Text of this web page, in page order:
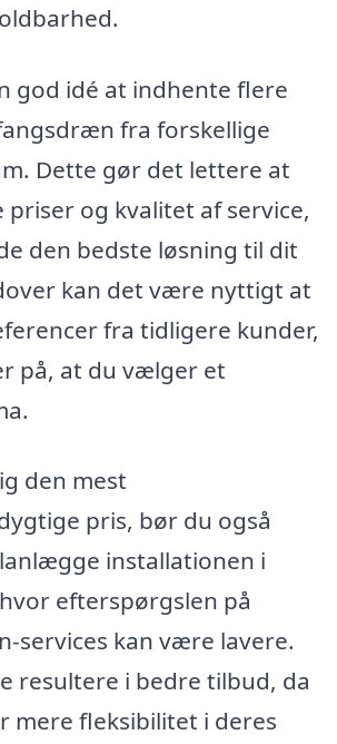
god idé at indhente flere
fra forskellige
Dette gør det lettere at
priser og kvalitet af service,
den bedste løsning til dit
kan det være nyttigt at
fra tidligere kunder,
på, at du vælger et
den mest
pris, bør du også
installationen i
efterspørgslen på
services kan være lavere.
resultere i bedre tilbud, da
mere fleksibilitet i deres